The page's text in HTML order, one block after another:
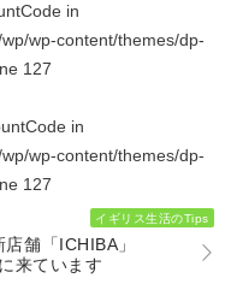
in
wp-content/themes/dp-
127
in
wp-content/themes/dp-
127
イギリス生活のTips
舗「ICHIBA」
来ています